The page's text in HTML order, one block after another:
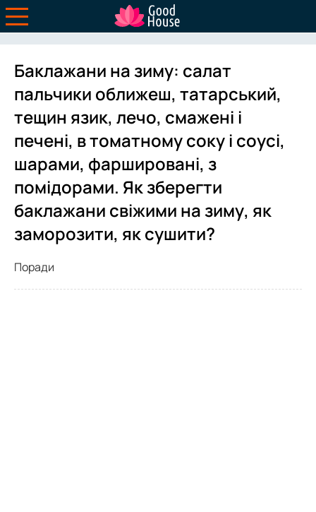
Баклажани на зиму: салат
пальчики оближеш, татарський,
тещин язик, лечо, смажені і
печені, в томатному соку і соусі,
шарами, фаршировані, з
помідорами. Як зберегти
баклажани свіжими на зиму, як
заморозити, як сушити?
Поради